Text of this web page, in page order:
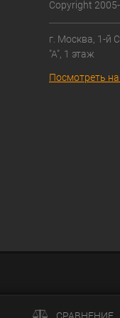
Copyright
г. Москва, 1-й
"А", 1 этаж
Посмотреть на
СРАВНЕНИЕ